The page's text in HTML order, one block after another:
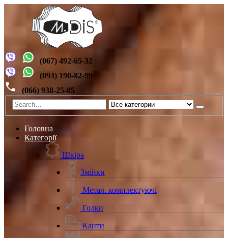
(067) 492-65-32
(093) 190-82-99
(066) 938-25-05
Головна
Категорії
Шкіра
Змійки
Метал. комплектуючі
Голки
Канти